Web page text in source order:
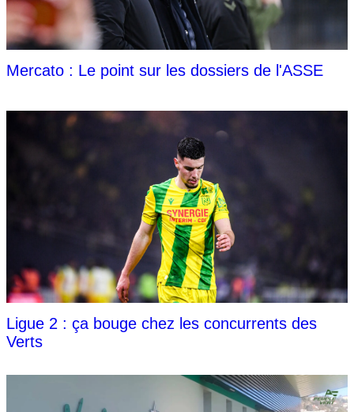
Mercato : Le point sur les dossiers de l'ASSE
Ligue 2 : ça bouge chez les concurrents des
Verts